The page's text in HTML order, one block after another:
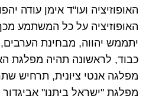
האופוזיציה ועו"ד אימן עודה
האופוזיציה על כל המשתמע
יתממש יהווה, מבחינת
כבוד, לראשונה תהיה מפלגת
מפלגה אנטי ציונית, תרחיש
מפלגת "ישראל ביתנו" אביגדור